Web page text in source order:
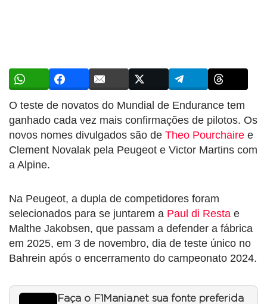
O teste de novatos do Mundial de Endurance tem
ganhado cada vez mais confirmações de pilotos. Os
novos nomes divulgados são de Theo Pourchaire e
Clement Novalak pela Peugeot e Victor Martins com
a Alpine.
Na Peugeot, a dupla de competidores foram
selecionados para se juntarem a Paul di Resta e
Malthe Jakobsen, que passam a defender a fábrica
em 2025, em 3 de novembro, dia de teste único no
Bahrein após o encerramento do campeonato 2024.
Faça o F1Mania.net sua fonte preferida